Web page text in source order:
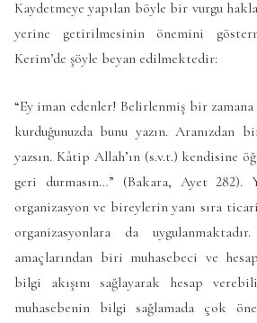
Kaydetmeye yapılan böyle bir vurgu
yerine getirilmesinin önemini
Kerim’de şöyle beyan edilmektedir:
“Ey iman edenler! Belirlenmiş bir
kurduğunuzda bunu yazın. Aranızdan
yazsın. Kâtip Allah’ın (s.v.t.) kendisine
geri durmasın…” (Bakara, Ayet 282).
organizasyon ve bireylerin yanı sıra
organizasyonlara da
amaçlarından biri muhasebeci ve
bilgi akışını sağlayarak hesap
muhasebenin bilgi sağlamada çok